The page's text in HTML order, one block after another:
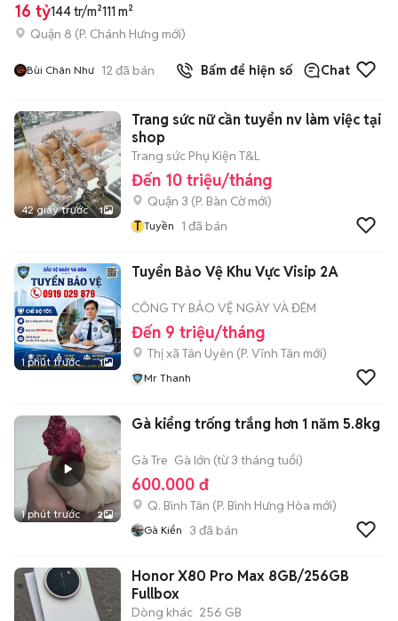
16 tỷ144 tr/m²111 m²
Quận 8 (P. Chánh Hưng mới)
Bùi Chân Như 12 đã bán Bấm để hiện số Chat
42 giây trước 1
Trang sức nữ cần tuyển nv làm việc tại
shop
Trang sức Phụ Kiện T&L
Đến 10 triệu/tháng
Quận 3 (P. Bàn Cờmới)
T Tuyền 1 đã bán
1 phút trước 1
Tuyển Bảo Vệ Khu Vực Visip 2A
CÔNG TY BẢO VỆ NGÀY VÀ ĐÊM
Đến 9 triệu/tháng
Thị xã Tân Uyên (P. Vĩnh Tân mới)
Mr Thanh
1 phút trước 2
Gà kiểng trống trắng hơn 1 năm 5.8kg
Gà Tre Gà lớn (từ 3 tháng tuổi)
600.000 đ
Q. Bình Tân (P. Bình Hưng Hòa mới)
Gà Kiển 3 đã bán
Honor X80 Pro Max 8GB/256GB
Fullbox
Dòng khác 256 GB